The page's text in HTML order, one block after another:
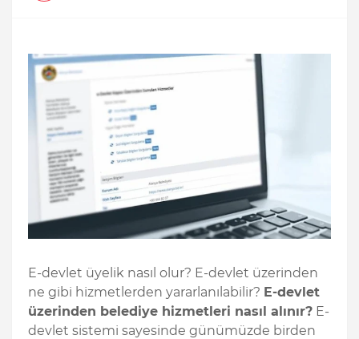
E-devlet üyelik nasıl olur? E-devlet üzerinden
ne gibi hizmetlerden yararlanılabilir? E-devlet
üzerinden belediye hizmetleri nasıl alınır? E-
devlet sistemi sayesinde günümüzde birden